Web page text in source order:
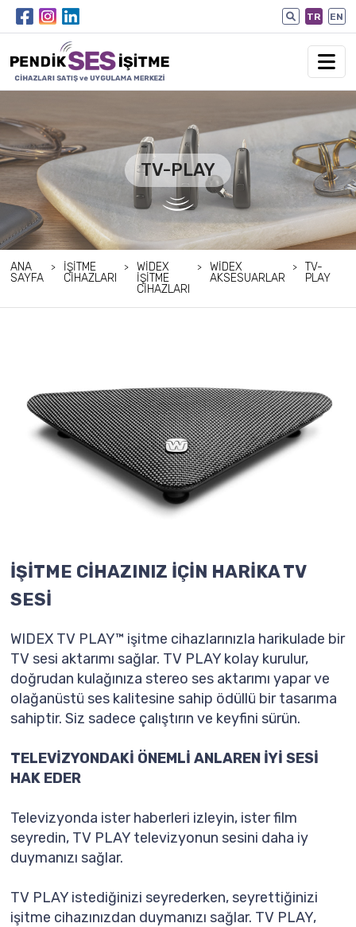
TR EN
TV-PLAY
TV-
PLAY
WIDEX
AKSESUARLAR
WIDEX
İŞITME
CIHAZLARI
İŞITME
CIHAZLARI
ANA
SAYFA
İŞİTME CİHAZINIZ İÇİN HARİKA TV
SESİ
WIDEX TV PLAY™ işitme cihazlarınızla harikulade bir
TV sesi aktarımı sağlar. TV PLAY kolay kurulur,
doğrudan kulağınıza stereo ses aktarımı yapar ve
olağanüstü ses kalitesine sahip ödüllü bir tasarıma
sahiptir. Siz sadece çalıştırın ve keyfini sürün.
TELEVİZYONDAKİ ÖNEMLİ ANLAREN İYİ SESİ
HAK EDER
Televizyonda ister haberleri izleyin, ister film
seyredin, TV PLAY televizyonun sesini daha iy
duymanızı sağlar.
TV PLAY istediğinizi seyrederken, seyrettiğinizi
işitme cihazınızdan duymanızı sağlar. TV PLAY,